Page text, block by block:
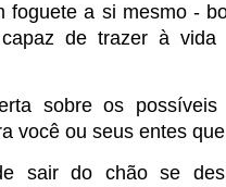
foguete a si mesmo -
de trazer à
sobre os possíveis
você ou seus entes
sair do chão se